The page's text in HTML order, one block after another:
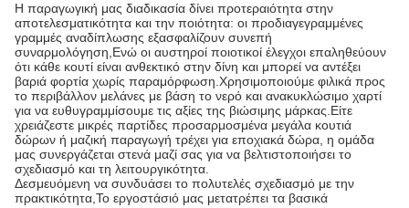
Η παραγωγική μας διαδικασία δίνει προτεραιότητα στην
αποτελεσματικότητα και την ποιότητα: οι προδιαγεγραμμένες
γραμμές αναδίπλωσης εξασφαλίζουν συνεπή
συναρμολόγηση,Ενώ οι αυστηροί ποιοτικοί έλεγχοι επαληθεύουν
ότι κάθε κουτί είναι ανθεκτικό στην δίνη και μπορεί να αντέξει
βαριά φορτία χωρίς παραμόρφωση.Χρησιμοποιούμε φιλικά προς
το περιβάλλον μελάνες με βάση το νερό και ανακυκλώσιμο χαρτί
για να ευθυγραμμίσουμε τις αξίες της βιώσιμης μάρκας.Είτε
χρειάζεστε μικρές παρτίδες προσαρμοσμένα μεγάλα κουτιά
δώρων ή μαζική παραγωγή τρέχει για εποχιακά δώρα, η ομάδα
μας συνεργάζεται στενά μαζί σας για να βελτιστοποιήσει το
σχεδιασμό και τη λειτουργικότητα.
Δεσμευόμενη να συνδυάσει το πολυτελές σχεδιασμό με την
πρακτικότητα,Το εργοστάσιό μας μετατρέπει τα βασικά